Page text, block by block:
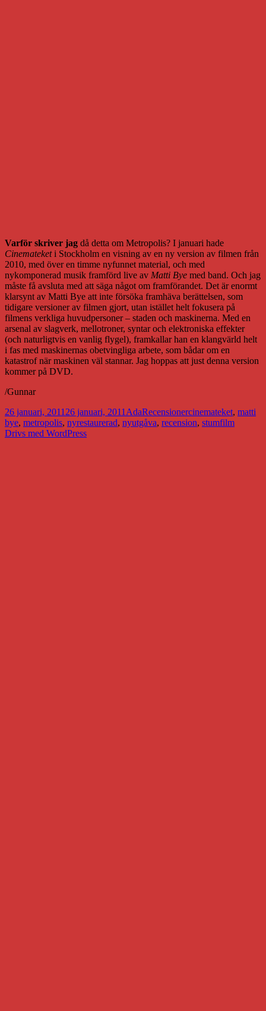
Varför skriver jag då detta om Metropolis? I januari hade
Cinemateketi Stockholm en visning av en ny version av filmen från
2010, med över en timme nyfunnet material, och med
nykomponerad musik framförd live av Matti Bye med band. Och jag
måste få avsluta med att säga något om framförandet. Det är enormt
klarsynt av Matti Bye att inte försöka framhäva berättelsen, som
tidigare versioner av filmen gjort, utan istället helt fokusera på
filmens verkliga huvudpersoner – staden och maskinerna. Med en
arsenal av slagverk, mellotroner, syntar och elektroniska effekter
(och naturligtvis en vanlig flygel), framkallar han en klangvärld helt
i fas med maskinernas obetvingliga arbete, som bådar om en
katastrof när maskinen väl stannar. Jag hoppas att just denna version
kommer på DVD.
/Gunnar
Postat
26 januari, 2011 26 januari, 2011 Författare
AdaKategorier
RecensionerTaggar
cinemateket, matti
bye, metropolis, nyrestaurerad, nyutgåva, recension, stumfilm
Drivs med WordPress